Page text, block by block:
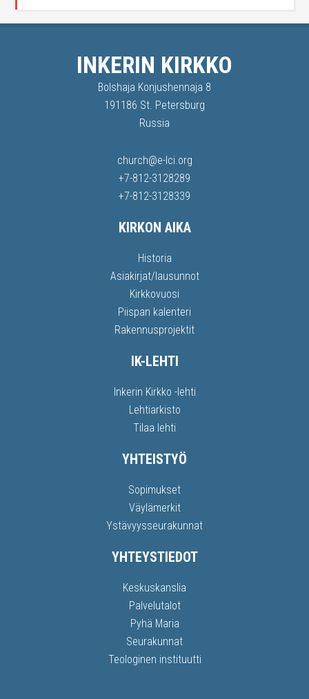
INKERIN KIRKKO
Bolshaja Konjushennaja 8
191186 St. Petersburg
Russia
church@e-lci.org
+7-812-3128289
+7-812-3128339
KIRKON AIKA
Historia
Asiakirjat/lausunnot
Kirkkovuosi
Piispan kalenteri
Rakennusprojektit
IK-LEHTI
Inkerin Kirkko -lehti
Lehtiarkisto
Tilaa lehti
YHTEISTYÖ
Sopimukset
Väylämerkit
Ystävyysseurakunnat
YHTEYSTIEDOT
Keskuskanslia
Palvelutalot
Pyhä Maria
Seurakunnat
Teologinen instituutti